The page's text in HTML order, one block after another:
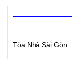
Tòa Nhà Sài Gòn